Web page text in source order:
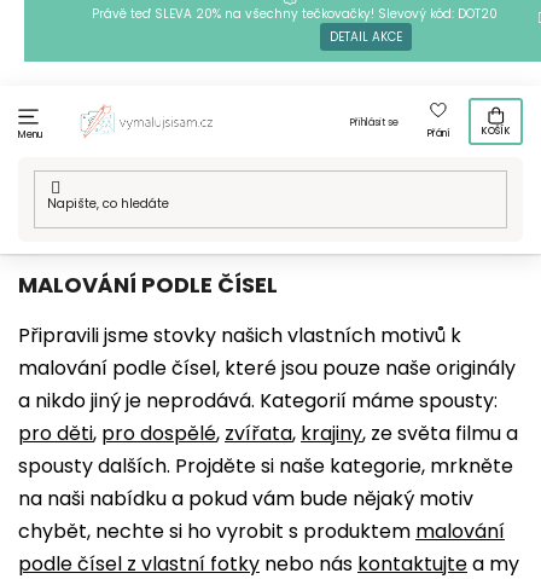
Právě teď SLEVA 20% na všechny tečkovačky! Slevový kód: DOT20
DETAIL AKCE
Menu
Přihlásit se
Přání
KOŠÍK
Domů
MALOVÁNÍ PODLE ČÍSEL
Připravili jsme stovky našich vlastních motivů k
malování podle čísel, které jsou pouze naše originály
a nikdo jiný je neprodává. Kategorií máme spousty:
pro děti, pro dospělé, zvířata, krajiny, ze světa filmu a
spousty dalších. Projděte si naše kategorie, mrkněte
na naši nabídku a pokud vám bude nějaký motiv
chybět, nechte si ho vyrobit s produktem malování
podle čísel z vlastní fotky nebo nás kontaktujtea my